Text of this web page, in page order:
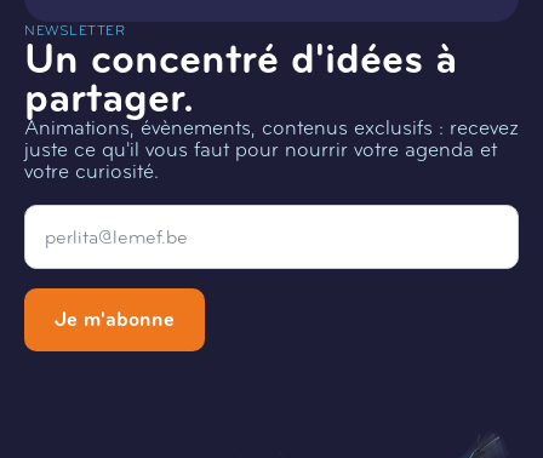
NEWSLETTER
Un concentré d'idées à
partager.
Animations, évènements, contenus exclusifs : recevez
juste ce qu'il vous faut pour nourrir votre agenda et
votre curiosité.
Email
Je m'abonne